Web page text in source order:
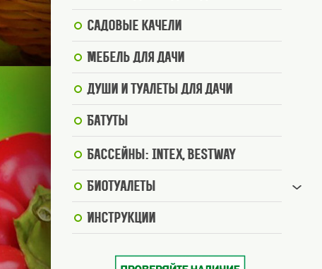
Садовые качели
Мебель для дачи
Души и туалеты для дачи
Батуты
Бассейны: Intex, BestWay
Биотуалеты
Инструкции